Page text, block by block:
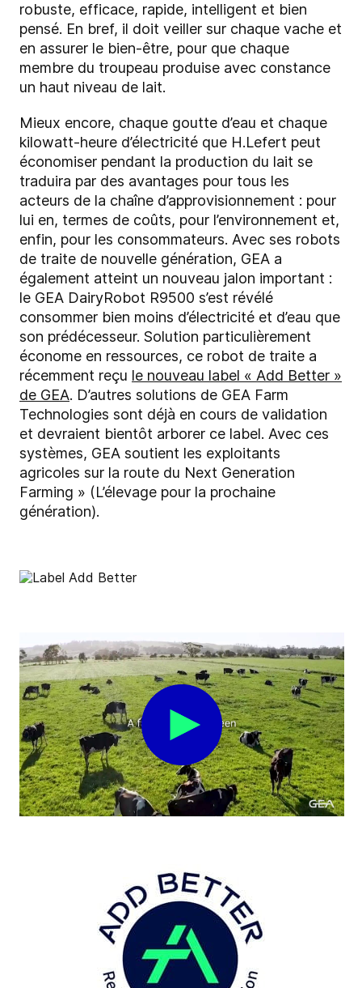
robuste, efficace, rapide, intelligent et bien
pensé. En bref, il doit veiller sur chaque vache et
en assurer le bien-être, pour que chaque
membre du troupeau produise avec constance
un haut niveau de lait.
Mieux encore, chaque goutte d’eau et chaque
kilowatt-heure d’électricité que H.Lefert peut
économiser pendant la production du lait se
traduira par des avantages pour tous les
acteurs de la chaîne d’approvisionnement : pour
lui en, termes de coûts, pour l’environnement et,
enfin, pour les consommateurs. Avec ses robots
de traite de nouvelle génération, GEA a
également atteint un nouveau jalon important :
le GEA DairyRobot R9500 s’est révélé
consommer bien moins d’électricité et d’eau que
son prédécesseur. Solution particulièrement
économe en ressources, ce robot de traite a
récemment reçu le nouveau label « Add Better »
de GEA. D’autres solutions de GEA Farm
Technologies sont déjà en cours de validation
et devraient bientôt arborer ce label. Avec ces
systèmes, GEA soutient les exploitants
agricoles sur la route du Next Generation
Farming » (L’élevage pour la prochaine
génération).